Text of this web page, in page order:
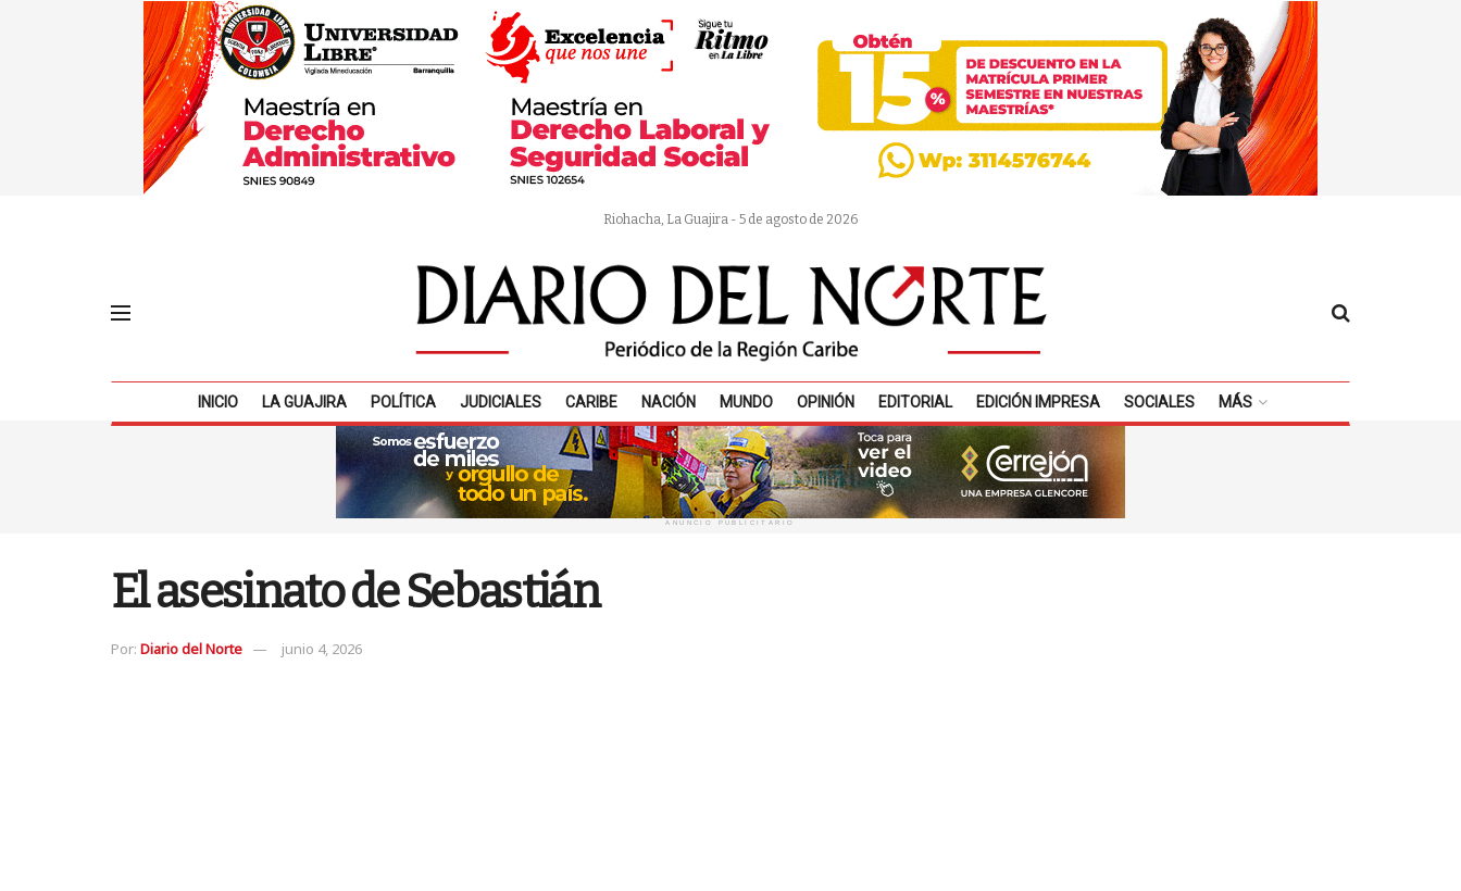
Riohacha, La Guajira - 5 de agosto de 2026
INICIO LA GUAJIRA POLÍTICA JUDICIALES CARIBE NACIÓN MUNDO OPINIÓN EDITORIAL EDICIÓN IMPRESA SOCIALES MÁS
ANUNCIO PUBLICITARIO
El asesinato de Sebastián
Por: Diario del Norte junio 4, 2026